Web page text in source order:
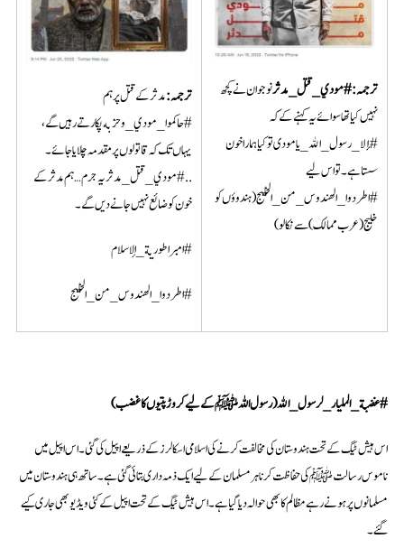
ترجمہ:
#مودي_قتل_مدثرنوجوان نے کچھ
نہیں کیا تھا سوائے یہ کہنے کے کہ
#إلا_رسول_الله_يامودى تو کیا ہمارا خون
سستا ہے۔ تو اس لیے
#اطردوا_الهندوس_من_الخليج (ہندوؤں کو
خلیج (عرب ممالک) سے نکالو)
ترجمہ:مدثر کے قتل پر ہم
#حاكموا_مودي_وحزبه پکارتے رہیں گے،
یہاں تک کہ قاتولوں پر مقدمہ چلایا جائے۔
..#مودي_قتل_مدثر یہ جرم…ہم مدثر کے
خون کو ضائع نہیں جانے دیں گے۔
#امبراطورية_الإسلام
#اطردوا_الهندوس_من_الخليج
#غضبة_المليار_لرسول_الله(رسول اللہﷺکے لیے کروڑ پتیوں کا غضب)
اس ہیش ٹیگ کے تحت ہندوستان کی مخالفت کرنے کی اسلامی اسکالرز کے ذریعے اپیل کی گئی۔ اس اپیل میں
ناموس رسالت ﷺ کی حفاظت کرنا ہر مسلمان کے لیے ایک ذمہ داری بتائی گئی ہے۔ ساتھ ہی ہندوستان میں
مسلمانوں پر ہونے رہے مظالم کا بھی حوالہ دیا گیا ہے۔ اس ہیش ٹیگ کے تحت اپیل کے کئی ویڈیو بھی جاری کیے
گئے۔